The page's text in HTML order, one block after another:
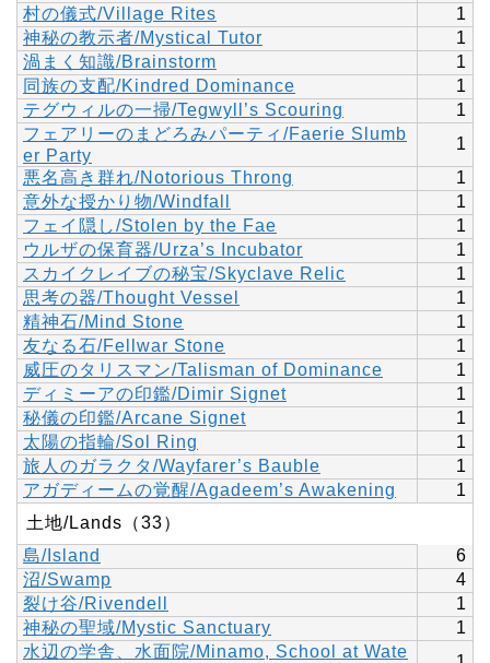
村の儀式/Village Rites
1
神秘の教示者/Mystical Tutor
1
渦まく知識/Brainstorm
1
同族の支配/Kindred Dominance
1
テグウィルの一掃/Tegwyll’s Scouring
1
フェアリーのまどろみパーティ/Faerie Slumb
er Party
1
悪名高き群れ/Notorious Throng
1
意外な授かり物/Windfall
1
フェイ隠し/Stolen by the Fae
1
ウルザの保育器/Urza’s Incubator
1
スカイクレイブの秘宝/Skyclave Relic
1
思考の器/Thought Vessel
1
精神石/Mind Stone
1
友なる石/Fellwar Stone
1
威圧のタリスマン/Talisman of Dominance
1
ディミーアの印鑑/Dimir Signet
1
秘儀の印鑑/Arcane Signet
1
太陽の指輪/Sol Ring
1
旅人のガラクタ/Wayfarer’s Bauble
1
アガディームの覚醒/Agadeem’s Awakening
1
土地/Lands（33）
島/Island
6
沼/Swamp
4
裂け谷/Rivendell
1
神秘の聖域/Mystic Sanctuary
1
水辺の学舎、水面院/Minamo, School at Wate